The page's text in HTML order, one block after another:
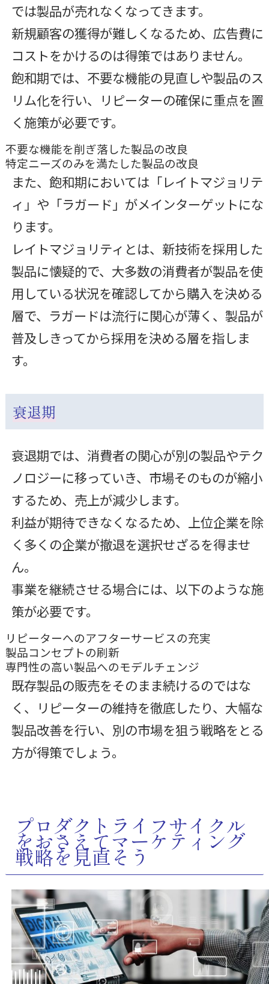
では製品が売れなくなってきます。
新規顧客の獲得が難しくなるため、広告費に
コストをかけるのは得策ではありません。
飽和期では、不要な機能の見直しや製品のス
リム化を行い、リピーターの確保に重点を置
く施策が必要です。
不要な機能を削ぎ落した製品の改良
特定ニーズのみを満たした製品の改良
また、飽和期においては「レイトマジョリテ
ィ」や「ラガード」がメインターゲットにな
ります。
レイトマジョリティとは、新技術を採用した
製品に懐疑的で、大多数の消費者が製品を使
用している状況を確認してから購入を決める
層で、ラガードは流行に関心が薄く、製品が
普及しきってから採用を決める層を指しま
す。
衰退期
衰退期では、消費者の関心が別の製品やテク
ノロジーに移っていき、市場そのものが縮小
するため、売上が減少します。
利益が期待できなくなるため、上位企業を除
く多くの企業が撤退を選択せざるを得ませ
ん。
事業を継続させる場合には、以下のような施
策が必要です。
リピーターへのアフターサービスの充実
製品コンセプトの刷新
専門性の高い製品へのモデルチェンジ
既存製品の販売をそのまま続けるのではな
く、リピーターの維持を徹底したり、大幅な
製品改善を行い、別の市場を狙う戦略をとる
方が得策でしょう。
プロダクトライフサイクル
をおさえてマーケティング
戦略を見直そう